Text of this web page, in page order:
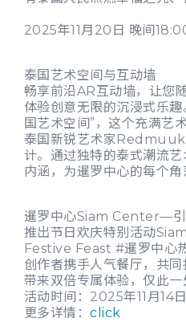
2025年11月20日 晚间
泰国艺术空间与互动墙
畅享前沿AR互动墙，让您
体验创意无限的沉浸式乐
国艺术空间”，这个充满艺
泰国新锐艺术家Redmuuk
计。通过独特的泰式潮流
内涵，为暹罗中心的每个角
暹罗中心Siam Center—引
推出节日欢庆特别活动
Festive Feast #暹罗中心
创作者携手人气餐厅，共同
带来双倍专属体验，仅此一
活动时间：2025年11月14
更多详情：click